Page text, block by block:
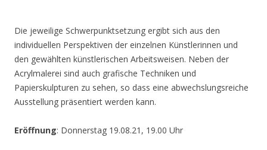
Die jeweilige Schwerpunktsetzung ergibt sich aus den
individuellen Perspektiven der einzelnen Künstlerinnen und
den gewählten künstlerischen Arbeitsweisen. Neben der
Acrylmalerei sind auch grafische Techniken und
Papierskulpturen zu sehen, so dass eine abwechslungsreiche
Ausstellung präsentiert werden kann.
Eröffnung: Donnerstag 19.08.21, 19.00 Uhr